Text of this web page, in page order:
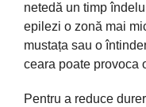
netedă un timp
epilezi o zonă mai
mustața sau o
ceara poate provoca
Pentru a reduce